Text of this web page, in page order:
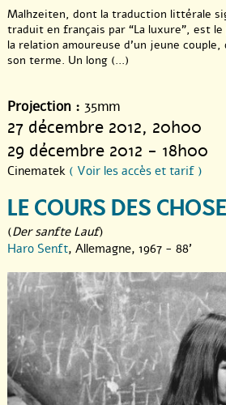
Malhzeiten, dont la traduction littérale
traduit en français par “La luxure”, est
la relation amoureuse d’un jeune
son terme. Un long (...)
Projection : 35mm
27 décembre 2012, 20h00
29 décembre 2012 - 18h00
Cinematek ( Voir les accès et tarif )
LE COURS DES
(Der sanfte Lauf)
Haro Senft, Allemagne, 1967 - 88'